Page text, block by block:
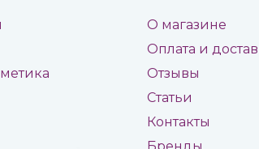
О магазине
Оплата и
Отзывы
Статьи
Контакты